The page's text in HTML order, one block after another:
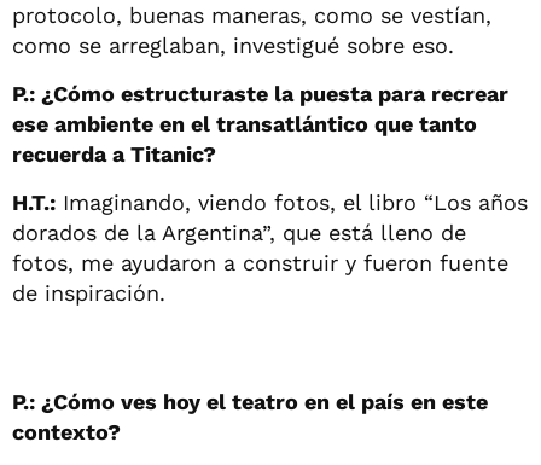
protocolo, buenas maneras, como se vestían,
como se arreglaban, investigué sobre eso.
P.: ¿Cómo estructuraste la puesta para recrear
ese ambiente en el transatlántico que tanto
recuerda a Titanic?
H.T.: Imaginando, viendo fotos, el libro “Los años
dorados de la Argentina”, que está lleno de
fotos, me ayudaron a construir y fueron fuente
de inspiración.
P.: ¿Cómo ves hoy el teatro en el país en este
contexto?